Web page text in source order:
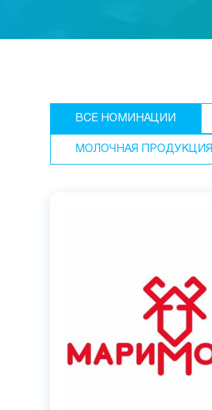
ВСЕ НОМИНАЦИИ
МОЛОЧНАЯ ПРОДУКЦИЯ